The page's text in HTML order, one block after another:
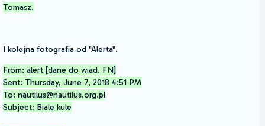
Tomasz.
I kolejna fotografia od "Alerta".
From: alert [dane do wiad. FN]
Sent: Thursday, June 7, 2018 4:51 PM
To: nautilus@nautilus.org.pl
Subject: Biale kule